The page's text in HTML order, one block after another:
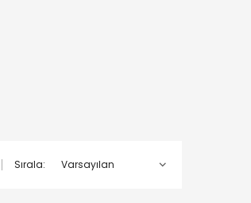
Sırala: